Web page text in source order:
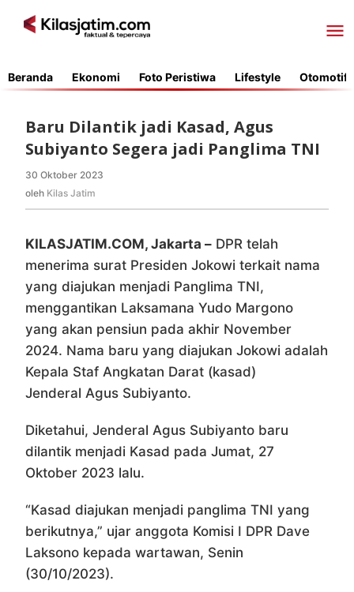
Beranda Ekonomi Foto Peristiwa Lifestyle Otomotif
Baru Dilantik jadi Kasad, Agus
Subiyanto Segera jadi Panglima TNI
30 Oktober 2023
oleh Kilas Jatim
KILASJATIM.COM, Jakarta – DPR telah
menerima surat Presiden Jokowi terkait nama
yang diajukan menjadi Panglima TNI,
menggantikan Laksamana Yudo Margono
yang akan pensiun pada akhir November
2024. Nama baru yang diajukan Jokowi adalah
Kepala Staf Angkatan Darat (kasad)
Jenderal Agus Subiyanto.
Diketahui, Jenderal Agus Subiyanto baru
dilantik menjadi Kasad pada Jumat, 27
Oktober 2023 lalu.
“Kasad diajukan menjadi panglima TNI yang
berikutnya,” ujar anggota Komisi I DPR Dave
Laksono kepada wartawan, Senin
(30/10/2023).